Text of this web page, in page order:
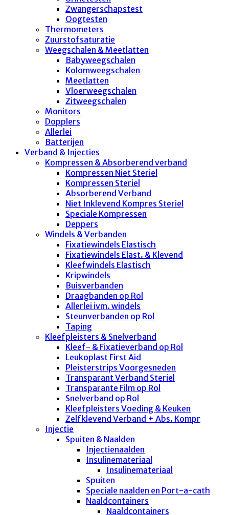
Zwangerschapstest
Oogtesten
Thermometers
Zuurstofsaturatie
Weegschalen & Meetlatten
Babyweegschalen
Kolomweegschalen
Meetlatten
Vloerweegschalen
Zitweegschalen
Monitors
Dopplers
Allerlei
Batterijen
Verband & Injecties
Kompressen & Absorberend verband
Kompressen Niet Steriel
Kompressen Steriel
Absorberend Verband
Niet Inklevend Kompres Steriel
Speciale Kompressen
Deppers
Windels & Verbanden
Fixatiewindels Elastisch
Fixatiewindels Elast. & Klevend
Kleefwindels Elastisch
Kripwindels
Buisverbanden
Draagbanden op Rol
Allerlei ivm. windels
Steunverbanden op Rol
Taping
Kleefpleisters & Snelverband
Kleef- & Fixatieverband op Rol
Leukoplast First Aid
Pleisterstrips Voorgesneden
Transparant Verband Steriel
Transparante Film op Rol
Snelverband op Rol
Kleefpleisters Voeding & Keuken
Zelfklevend Verband + Abs. Kompr
Injectie
Spuiten & Naalden
Injectienaalden
Insulinemateriaal
Insulinemateriaal
Spuiten
Speciale naalden en Port-a-cath
Naaldcontainers
Naaldcontainers